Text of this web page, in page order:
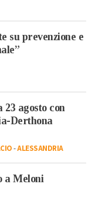
su prevenzione e
agosto con
Derthona
-ALESSANDRIA
a Meloni